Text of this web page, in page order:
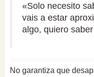
«Solo necesito
vais a estar
algo, quiero
No garantiza que